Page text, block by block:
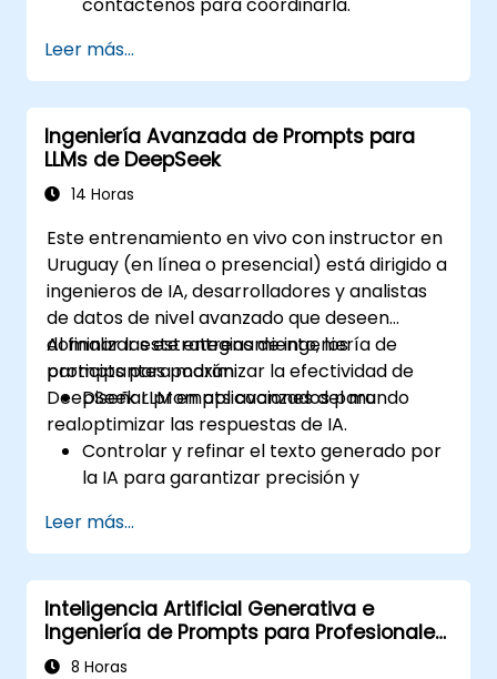
Leer más...
Ingeniería Avanzada de Prompts para
LLMs de DeepSeek
14 Horas
Este entrenamiento en vivo con instructor en
Uruguay (en línea o presencial) está dirigido a
ingenieros de IA, desarrolladores y analistas
de datos de nivel avanzado que deseen
dominar las estrategias de ingeniería de
prompts para maximizar la efectividad de
DeepSeek LLM en aplicaciones del mundo
real.
Al finalizar este entrenamiento, los
participantes podrán:
Diseñar prompts avanzados para
optimizar las respuestas de IA.
Controlar y refinar el texto generado por
la IA para garantizar precisión y
Aprovechar técnicas de encadenamiento
de prompts y gestión del contexto.
Reducir sesgos y mejorar el uso ético de
la IA en la ingeniería de prompts.
Leer más...
Inteligencia Artificial Generativa e
Ingeniería de Prompts para Profesionales
Corporativos
8 Horas